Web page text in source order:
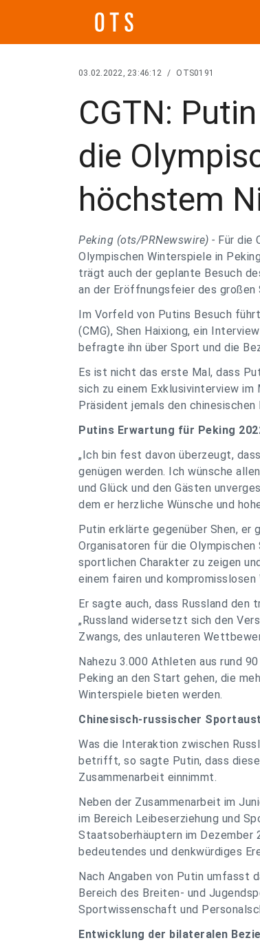
03.02.2022, 23:46:12 / OTS0191
CGTN:
die
höchstem
Peking (ots/PRNewswire) - Für die
Olympischen Winterspiele in
trägt auch der geplante Besuch
an der Eröffnungsfeier des großen
Im Vorfeld von Putins Besuch
(CMG), Shen Haixiong, ein
befragte ihn über Sport und die
Es ist nicht das erste Mal, dass
sich zu einem Exklusivinterview
Präsident jemals den
Putins Erwartung für Peking
„Ich bin fest davon überzeugt,
genügen werden. Ich wünsche
und Glück und den Gästen
dem er herzliche Wünsche und
Putin erklärte gegenüber Shen, er
Organisatoren für die
sportlichen Charakter zu zeigen
einem fairen und
Er sagte auch, dass Russland
„Russland widersetzt sich den
Zwangs, des unlauteren
Nahezu 3.000 Athleten aus rund
Peking an den Start gehen, die
Winterspiele bieten werden.
Chinesisch-russischer
Was die Interaktion zwischen
betrifft, so sagte Putin, dass
Zusammenarbeit einnimmt.
Neben der Zusammenarbeit im
im Bereich Leibeserziehung und
Staatsoberhäuptern im Dezember
bedeutendes und denkwürdiges
Nach Angaben von Putin umfasst
Bereich des Breiten- und
Sportwissenschaft und
Entwicklung der bilateralen